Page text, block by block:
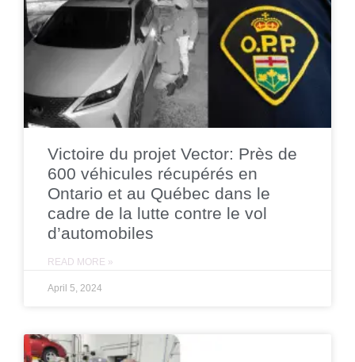
Victoire du projet Vector: Près de
600 véhicules récupérés en
Ontario et au Québec dans le
cadre de la lutte contre le vol
d’automobiles
READ MORE »
April 5, 2024